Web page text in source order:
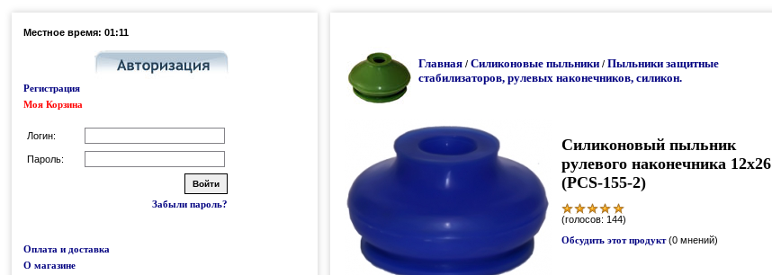
Местное время: 01:11
Регистрация
Моя Корзина
Логин:
Пароль:
Забыли пароль?
Оплата и доставка
О магазине
Главная / Силиконовые пыльники / Пыльники защитные
стабилизаторов, рулевых наконечников, силикон.
Силиконовый пыльник
рулевого наконечника 12х26
(PCS-155-2)
(голосов: 144)
Обсудить этот продукт(0 мнений)